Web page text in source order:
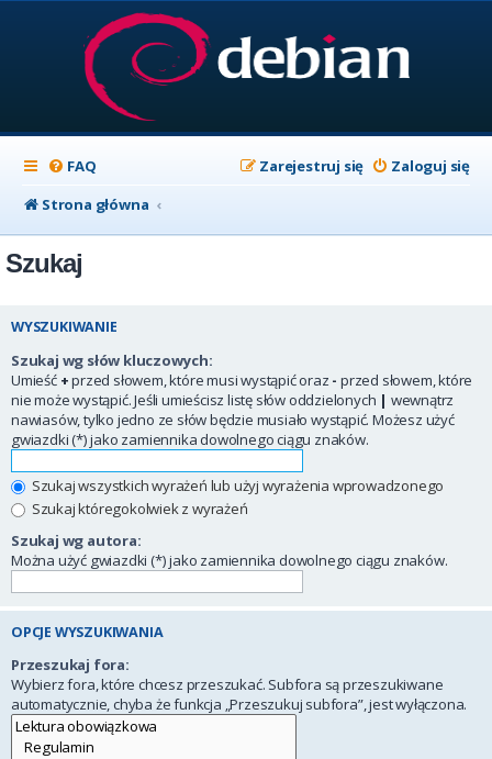
FAQ Zaloguj się
Zarejestruj się
Strona główna
Szukaj
WYSZUKIWANIE
Szukaj wg słów kluczowych:
Umieść +przed słowem, które musi wystąpić oraz - przed słowem, które
nie może wystąpić. Jeśli umieścisz listę słów oddzielonych | wewnątrz
nawiasów, tylko jedno ze słów będzie musiało wystąpić. Możesz użyć
gwiazdki (*) jako zamiennika dowolnego ciągu znaków.
Szukaj wszystkich wyrażeń lub użyj wyrażenia wprowadzonego
Szukaj któregokolwiek z wyrażeń
Szukaj wg autora:
Można użyć gwiazdki (*) jako zamiennika dowolnego ciągu znaków.
OPCJE WYSZUKIWANIA
Przeszukaj fora:
Wybierz fora, które chcesz przeszukać. Subfora są przeszukiwane
automatycznie, chyba że funkcja „Przeszukuj subfora”, jest wyłączona.